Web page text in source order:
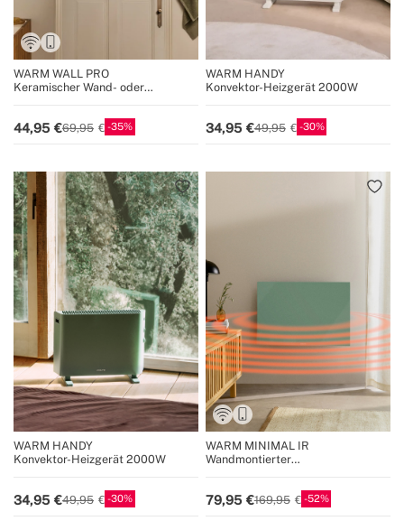
WARM WALL PRO
Keramischer Wand- oder
44,95 69,95 35
WARM HANDY
Konvektor-Heizgerät 2000W
34,95 49,95 30
WARM HANDY
Konvektor-Heizgerät 2000W
34,95 49,95 30
WARM MINIMAL IR
Wandmontierter
79,95 169,95 52